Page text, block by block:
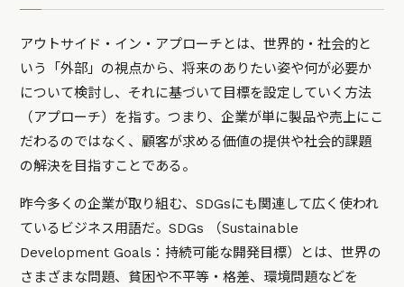
アウトサイド・イン・アプローチとは、世界的・社会的と
いう「外部」の視点から、将来のありたい姿や何が必要か
について検討し、それに基づいて目標を設定していく方法
（アプローチ）を指す。つまり、企業が単に製品や売上にこ
だわるのではなく、顧客が求める価値の提供や社会的課題
の解決を目指すことである。
昨今多くの企業が取り組む、SDGsにも関連して広く使われ
ているビジネス用語だ。SDGs （Sustainable
Development Goals：持続可能な開発目標）とは、世界の
さまざまな問題、貧困や不平等・格差、環境問題などを